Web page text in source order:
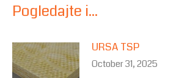
Pogledajte i...
URSA TSP
October 31, 2025